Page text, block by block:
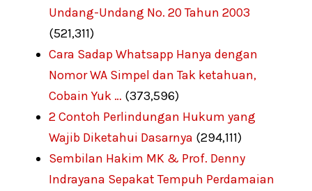
Undang-Undang No. 20 Tahun 2003
(521,311)
Cara Sadap Whatsapp Hanya dengan
Nomor WA Simpel dan Tak ketahuan,
Cobain Yuk … (373,596)
2 Contoh Perlindungan Hukum yang
Wajib Diketahui Dasarnya (294,111)
Sembilan Hakim MK & Prof. Denny
Indrayana Sepakat Tempuh Perdamaian